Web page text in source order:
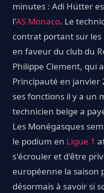
minutes : Adi Hütter
l'AS Monaco. Le
contrat portant sur les
en faveur du club du
Philippe Clement, qui
Principauté en janvier
ses fonctions il y a un
technicien belge a
Les Monégasques
le podium en Ligue 1
s'écrouler et d'être
européenne la saison
désormais à savoir si